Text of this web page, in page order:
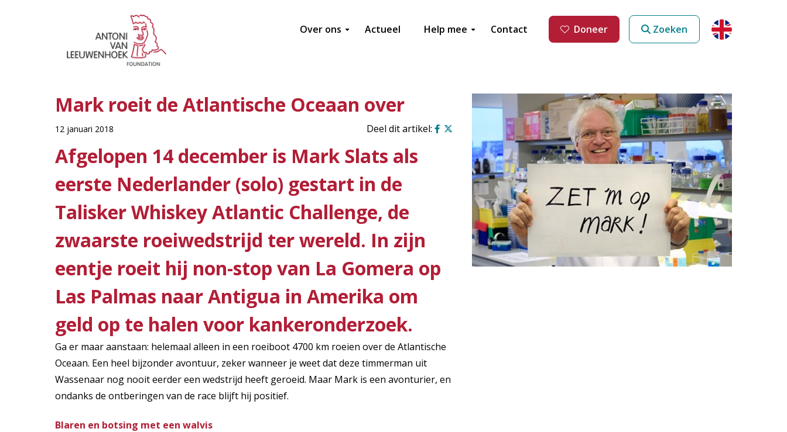
Over ons Actueel Help mee Contact Doneer Zoeken
Mark roeit de Atlantische Oceaan over
12 januari 2018
Afgelopen 14 december is Mark Slats als
eerste Nederlander (solo) gestart in de
Talisker Whiskey Atlantic Challenge, de
zwaarste roeiwedstrijd ter wereld. In zijn
eentje roeit hij non-stop van La Gomera op
Las Palmas naar Antigua in Amerika om
geld op te halen voor kankeronderzoek.
Ga er maar aanstaan: helemaal alleen in een roeiboot 4700 km roeien over de Atlantische
Oceaan. Een heel bijzonder avontuur, zeker wanneer je weet dat deze timmerman uit
Wassenaar nog nooit eerder een wedstrijd heeft geroeid. Maar Mark is een avonturier, en
ondanks de ontberingen van de race blijft hij positief.
Blaren en botsing met een walvis